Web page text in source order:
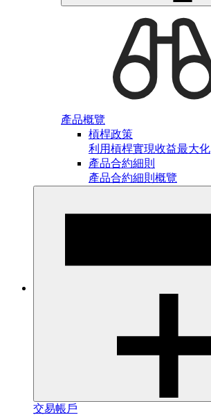
產品概覽
槓桿政策
利用槓桿實現收益最大化
產品合約細則
產品合約細則概覽
交易帳戶